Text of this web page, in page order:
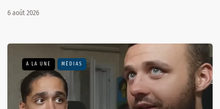
6 août 2026
A LA UNE MÉDIAS